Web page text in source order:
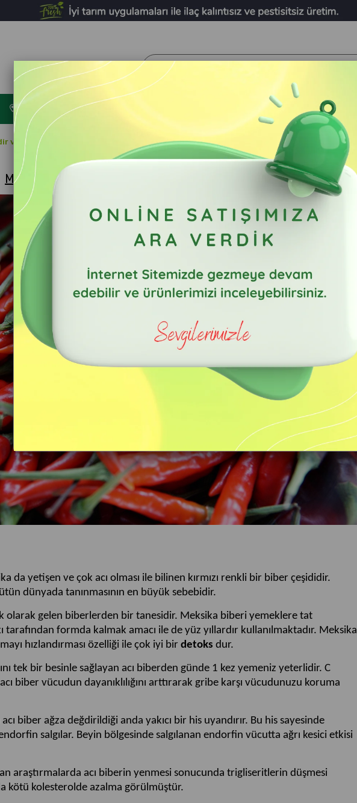
Sipariş Takibi
ve Nasıl Tüketilir?
Meksika Biberi Nedir ve Nasıl Tüketilir?
da yetişen ve çok acı olması ile bilinen kırmızı renkli bir biber çeşididir.
dünyada tanınmasının en büyük sebebidir.
olarak gelen biberlerden bir tanesidir. Meksika biberi yemeklere tat
tarafından formda kalmak amacı ile de yüz yıllardır kullanılmaktadır. Meksika
hızlandırması özelliği ile çok iyi bir detoks dur.
tek bir besinle sağlayan acı biberden günde 1 kez yemeniz yeterlidir. C
biber vücudun dayanıklılığını arttırarak gribe karşı vücudunuzu koruma
biber ağza değdirildiği anda yakıcı bir his uyandırır. Bu his sayesinde
salgılar. Beyin bölgesinde salgılanan endorfin vücutta ağrı kesici etkisi
araştırmalarda acı biberin yenmesi sonucunda trigliseritlerin düşmesi
kötü kolesterolde azalma görülmüştür.